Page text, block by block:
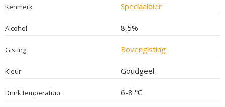
Kenmerk Speciaalbier
Alcohol 8,5%
Gisting Bovengisting
Kleur Goudgeel
Drink temperatuur 6-8 ℃